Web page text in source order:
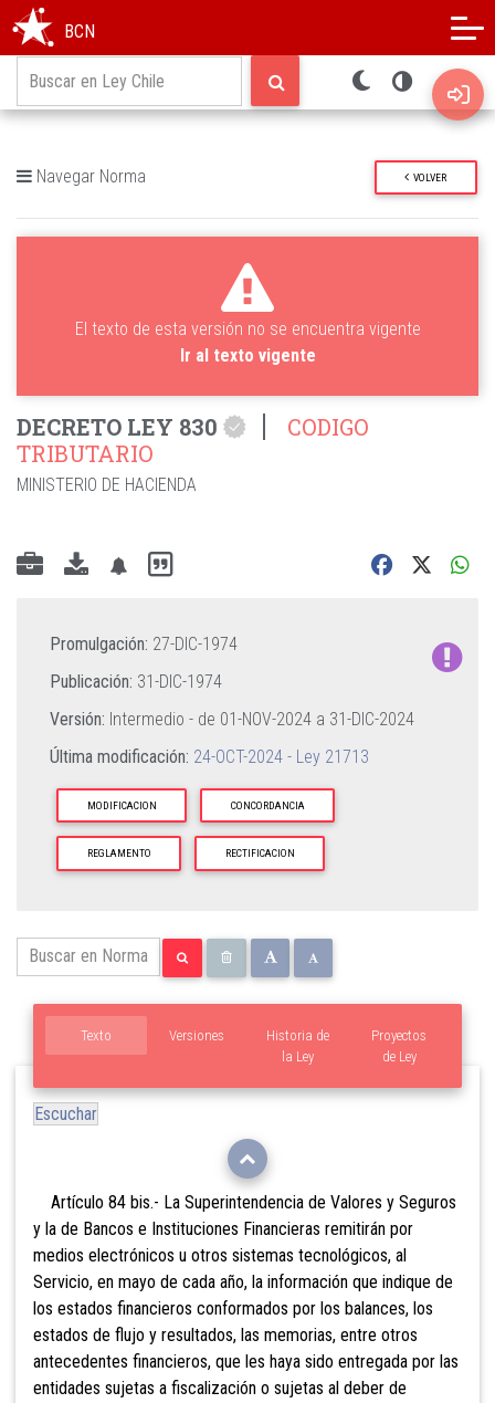
BCN
Navegar Norma VOLVER
El texto de esta versión no se encuentra vigente
Ir al texto vigente
DECRETO LEY 830
CODIGO
TRIBUTARIO
MINISTERIO DE HACIENDA
Promulgación: 27-DIC-1974
Publicación: 31-DIC-1974
Versión: Intermedio - de 01-NOV-2024 a 31-DIC-2024
Última modificación: 24-OCT-2024 - Ley 21713
MODIFICACION CONCORDANCIA
REGLAMENTO RECTIFICACION
Texto Versiones
Proyectos
de Ley
Historia de
la Ley
Escuchar
Artículo 84 bis.- La Superintendencia de Valores y Seguros
y la de Bancos e Instituciones Financieras remitirán por
medios electrónicos u otros sistemas tecnológicos, al
Servicio, en mayo de cada año, la información que indique de
los estados financieros conformados por los balances, los
estados de flujo y resultados, las memorias, entre otros
antecedentes financieros, que les haya sido entregada por las
entidades sujetas a fiscalización o sujetas al deber de